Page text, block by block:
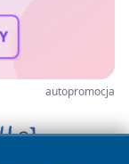
autopromocja